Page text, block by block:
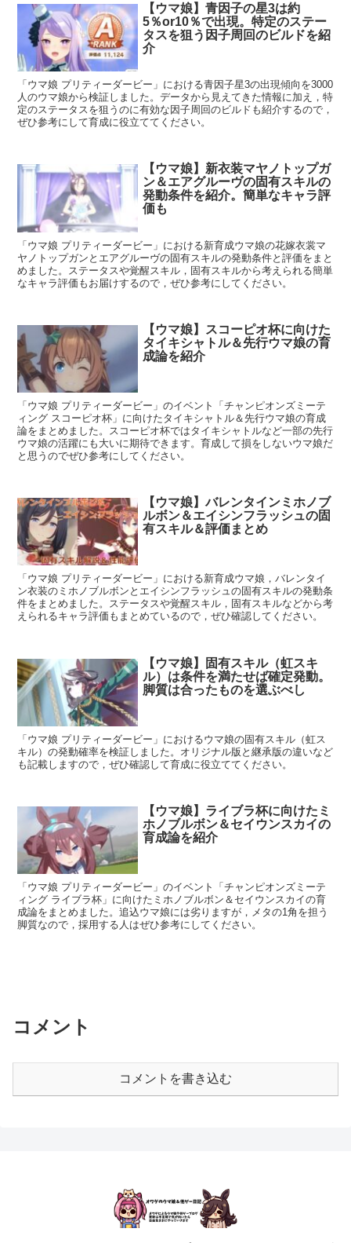
【ウマ娘】青因子の星3は約
5％or10％で出現。特定のステー
タスを狙う因子周回のビルドを紹
介
「ウマ娘 プリティーダービー」における青因子星3の出現傾向を3000
人のウマ娘から検証しました。データから見えてきた情報に加え，特
定のステータスを狙うのに有効な因子周回のビルドも紹介するので，
ぜひ参考にして育成に役立ててください。
【ウマ娘】新衣装マヤノトップガ
ン＆エアグルーヴの固有スキルの
発動条件を紹介。簡単なキャラ評
価も
「ウマ娘 プリティーダービー」における新育成ウマ娘の花嫁衣裳マ
ヤノトップガンとエアグルーヴの固有スキルの発動条件と評価をまと
めました。ステータスや覚醒スキル，固有スキルから考えられる簡単
なキャラ評価もお届けするので，ぜひ参考にしてください。
【ウマ娘】スコーピオ杯に向けた
タイキシャトル＆先行ウマ娘の育
成論を紹介
「ウマ娘 プリティーダービー」のイベント「チャンピオンズミーテ
ィング スコーピオ杯」に向けたタイキシャトル＆先行ウマ娘の育成
論をまとめました。スコーピオ杯ではタイキシャトルなど一部の先行
ウマ娘の活躍にも大いに期待できます。育成して損をしないウマ娘だ
と思うのでぜひ参考にしてください。
【ウマ娘】バレンタインミホノブ
ルボン＆エイシンフラッシュの固
有スキル＆評価まとめ
「ウマ娘 プリティーダービー」における新育成ウマ娘，バレンタイ
ン衣装のミホノブルボンとエイシンフラッシュの固有スキルの発動条
件をまとめました。ステータスや覚醒スキル，固有スキルなどから考
えられるキャラ評価もまとめているので，ぜひ確認してください。
【ウマ娘】固有スキル（虹スキ
ル）は条件を満たせば確定発動。
脚質は合ったものを選ぶべし
「ウマ娘 プリティーダービー」におけるウマ娘の固有スキル（虹ス
キル）の発動確率を検証しました。オリジナル版と継承版の違いなど
も記載しますので，ぜひ確認して育成に役立ててください。
【ウマ娘】ライブラ杯に向けたミ
ホノブルボン＆セイウンスカイの
育成論を紹介
「ウマ娘 プリティーダービー」のイベント「チャンピオンズミーテ
ィング ライブラ杯」に向けたミホノブルボン＆セイウンスカイの育
成論をまとめました。追込ウマ娘には劣りますが，メタの1角を担う
脚質なので，採用する人はぜひ参考にしてください。
コメント
コメントを書き込む